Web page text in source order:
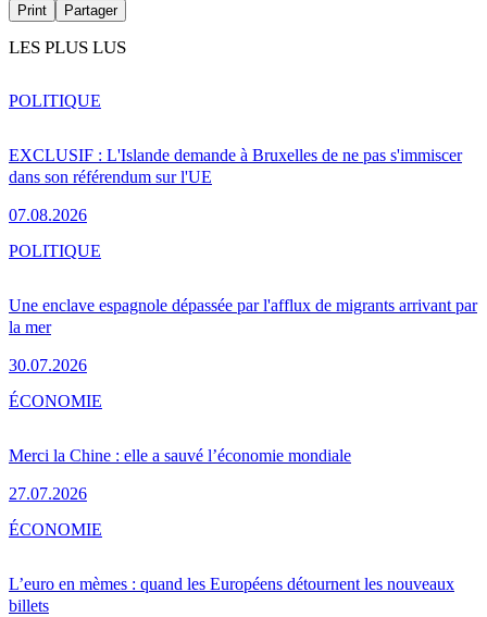
Print Partager
LES PLUS LUS
EXCLUSIF : L'Islande demande à Bruxelles de ne pas s'immiscer
dans son référendum sur l'UE
07.08.2026
POLITIQUE
Une enclave espagnole dépassée par l'afflux de migrants arrivant par
la mer
30.07.2026
POLITIQUE
Merci la Chine : elle a sauvé l’économie mondiale
27.07.2026
ÉCONOMIE
L’euro en mèmes : quand les Européens détournent les nouveaux
billets
ÉCONOMIE